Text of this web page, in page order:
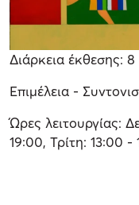
Διάρκεια έκθεσης:
Επιμέλεια -
Ώρες λειτουργίας:
19:00, Τρίτη: 13:00 -